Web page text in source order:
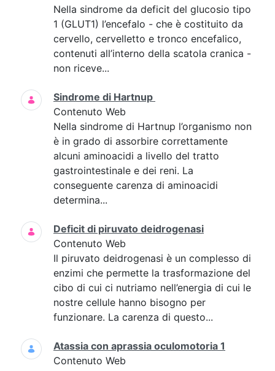
Nella sindrome da deficit del glucosio tipo
1 (GLUT1) l’encefalo - che è costituito da
cervello, cervelletto e tronco encefalico,
contenuti all’interno della scatola cranica -
non riceve...
Sindrome di Hartnup
Contenuto Web
Nella sindrome di Hartnup l’organismo non
è in grado di assorbire correttamente
alcuni aminoacidi a livello del tratto
gastrointestinale e dei reni. La
conseguente carenza di aminoacidi
determina...
Deficit di piruvato deidrogenasi
Contenuto Web
Il piruvato deidrogenasi è un complesso di
enzimi che permette la trasformazione del
cibo di cui ci nutriamo nell’energia di cui le
nostre cellule hanno bisogno per
funzionare. La carenza di questo...
Atassia con aprassia oculomotoria 1
Contenuto Web